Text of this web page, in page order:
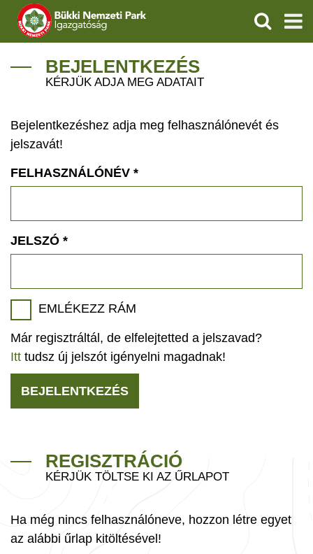
IGAZGATÓSÁG
VÍZVÉDELEM
ÖKOTURIZMUS
GEOPARKOK
KERESÉS
BEJELENTKEZÉS
KÉRJÜK ADJA MEG ADATAIT
Bejelentkezéshez adja meg felhasználónevét és
jelszavát!
FELHASZNÁLÓNÉV *
JELSZÓ *
EMLÉKEZZ RÁM
Már regisztráltál, de elfelejtetted a jelszavad?
Itt tudsz új jelszót igényelni magadnak!
BEJELENTKEZÉS
REGISZTRÁCIÓ
KÉRJÜK TÖLTSE KI AZ ŰRLAPOT
Ha még nincs felhasználóneve, hozzon létre egyet
az alábbi űrlap kitöltésével!